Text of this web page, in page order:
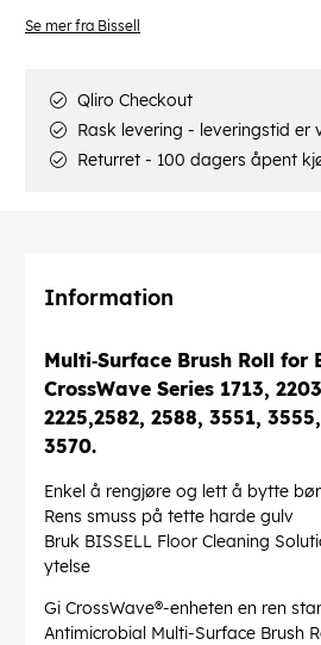
Se mer fra Bissell
Qliro Checkout
Rask levering - leveringstid er
Returret - 100 dagers åpent
Information
Multi‐Surface Brush Roll for
CrossWave Series 1713,
2225,2582, 2588, 3551,
3570.
Enkel å rengjøre og lett å bytte
Rens smuss på tette harde gulv
Bruk BISSELL Floor Cleaning
ytelse
Gi CrossWave®-enheten en ren
Antimicrobial Multi-Surface Brush